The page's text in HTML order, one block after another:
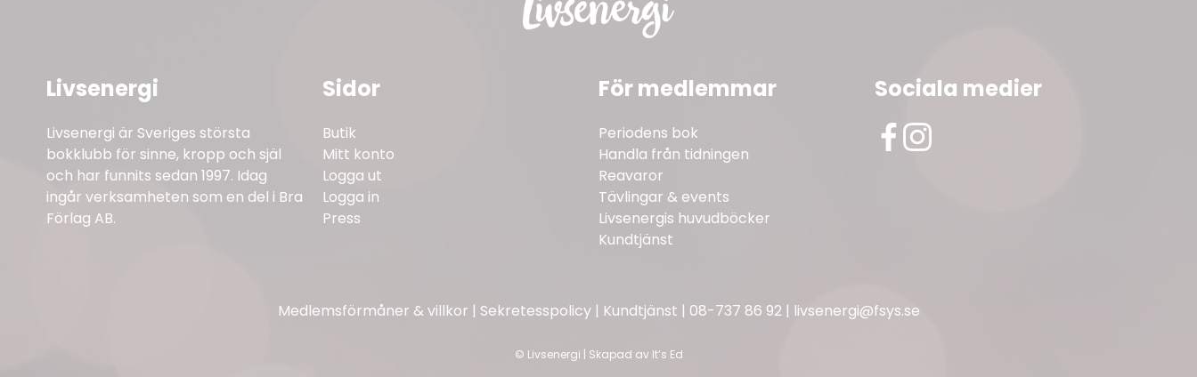
Livsenergi
Livsenergi är Sveriges största
bokklubb för sinne, kropp och själ
och har funnits sedan 1997. Idag
ingår verksamheten som en del i Bra
Förlag AB.
Sidor
Butik
Mitt konto
Logga ut
Logga in
Press
För medlemmar
Periodens bok
Handla från tidningen
Reavaror
Tävlingar & events
Livsenergis huvudböcker
Kundtjänst
Sociala medier
Medlemsförmåner & villkor | Sekretesspolicy| Kundtjänst | 08-737 86 92| livsenergi@fsys.se
© Livsenergi | Skapad av It’s Ed